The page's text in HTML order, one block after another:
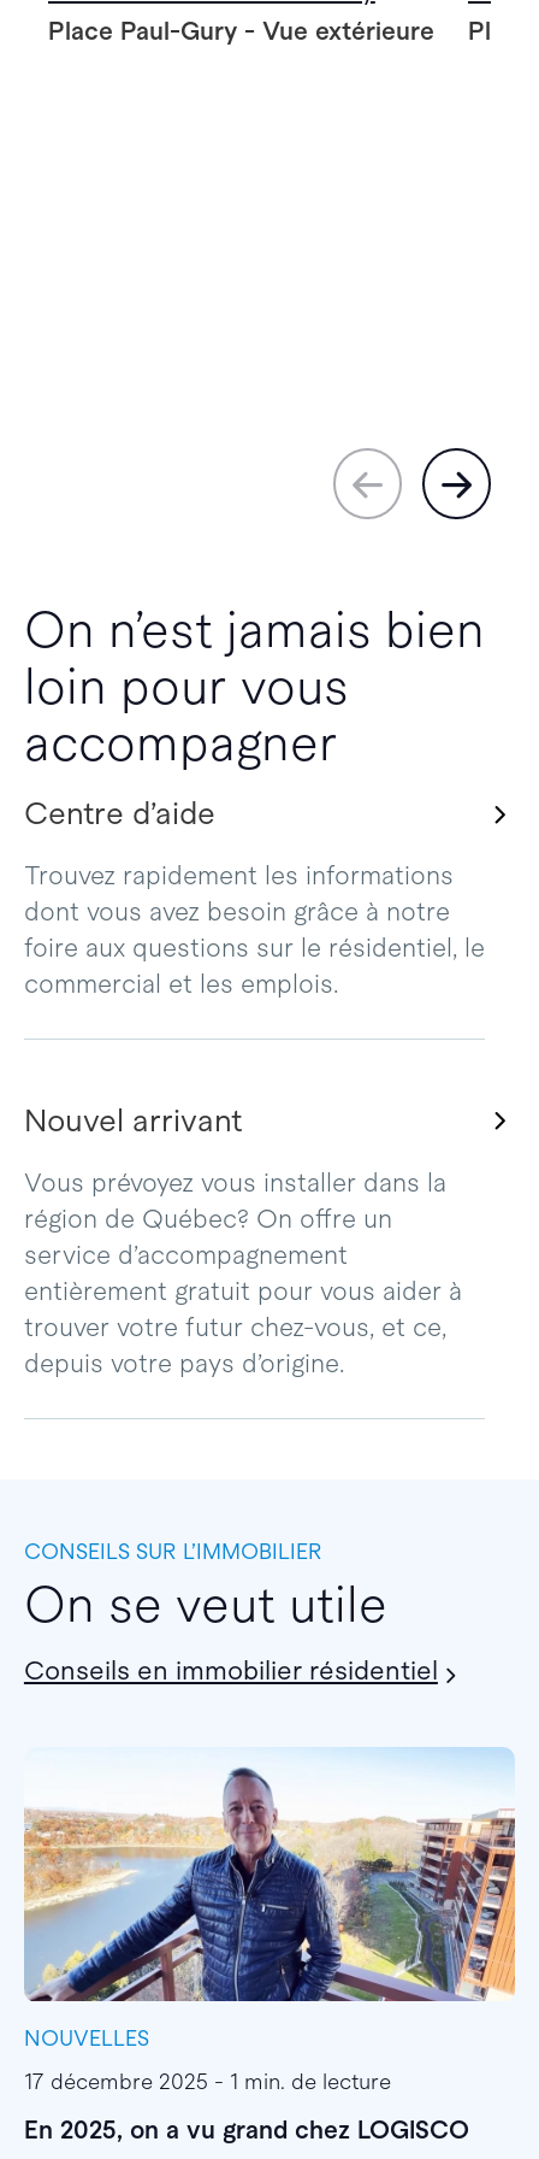
Place Paul-Gury - Vue extérieure
On n’est jamais bien
loin pour vous
accompagner
Centre d’aide
Trouvez rapidement les informations
dont vous avez besoin grâce à notre
foire aux questions sur le résidentiel, le
commercial et les emplois.
Nouvel arrivant
Vous prévoyez vous installer dans la
région de Québec? On offre un
service d’accompagnement
entièrement gratuit pour vous aider à
trouver votre futur chez-vous, et ce,
depuis votre pays d’origine.
CONSEILS SUR L’IMMOBILIER
On se veut utile
Conseils en immobilier résidentiel
NOUVELLES
17 décembre 2025 - 1 min. de lecture
En 2025, on a vu grand chez LOGISCO